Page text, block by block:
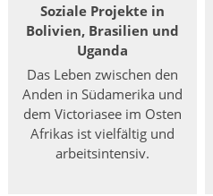
Soziale Projekte in
Bolivien, Brasilien und
Uganda
Das Leben zwischen den
Anden in Südamerika und
dem Victoriasee im Osten
Afrikas ist vielfältig und
arbeitsintensiv.